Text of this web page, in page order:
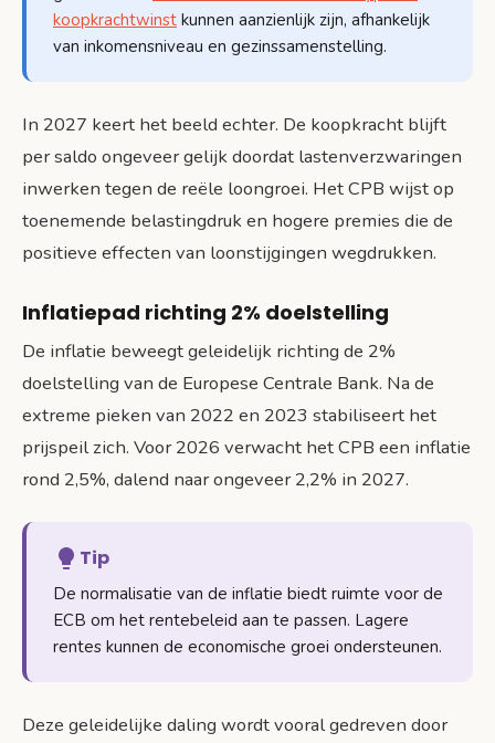
koopkrachtwinst kunnen aanzienlijk zijn, afhankelijk
van inkomensniveau en gezinssamenstelling.
In 2027 keert het beeld echter. De koopkracht blijft
per saldo ongeveer gelijk doordat lastenverzwaringen
inwerken tegen de reële loongroei. Het CPB wijst op
toenemende belastingdruk en hogere premies die de
positieve effecten van loonstijgingen wegdrukken.
Inflatiepad richting 2% doelstelling
De inflatie beweegt geleidelijk richting de 2%
doelstelling van de Europese Centrale Bank. Na de
extreme pieken van 2022 en 2023 stabiliseert het
prijspeil zich. Voor 2026 verwacht het CPB een inflatie
rond 2,5%, dalend naar ongeveer 2,2% in 2027.
Tip
De normalisatie van de inflatie biedt ruimte voor de
ECB om het rentebeleid aan te passen. Lagere
rentes kunnen de economische groei ondersteunen.
Deze geleidelijke daling wordt vooral gedreven door